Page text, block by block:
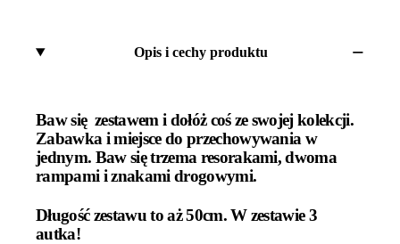
Opis i cechy produktu
Baw się zestawem i dołóż coś ze swojej kolekcji.
Zabawka i miejsce do przechowywania w
jednym. Baw się trzema resorakami, dwoma
rampami i znakami drogowymi.
Długość zestawu to aż 50cm. W zestawie 3
autka!